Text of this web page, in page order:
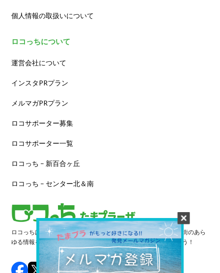
個人情報の取扱いについて
ロコっちについて
運営会社について
インスタPRプラン
メルマガPRプラン
ロコサポーター募集
ロコサポーター一覧
ロコっち – 新百合ヶ丘
ロコっち – センター北＆南
ロコっちは、あなたのジモト体験を豊かにする情報サイトです。街のあら
ゆる情報を収集し、日々更新しています。早速情報を探してみよう！